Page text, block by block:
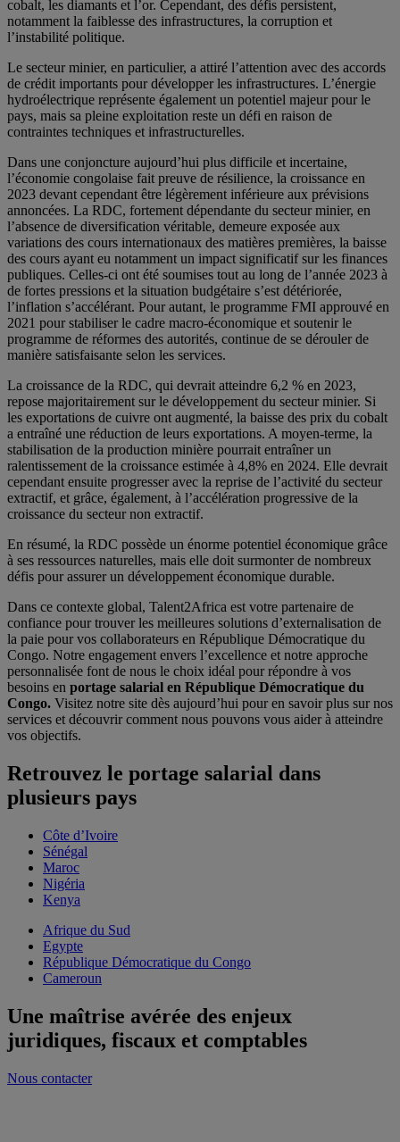
cobalt, les diamants et l’or. Cependant, des défis persistent,
notamment la faiblesse des infrastructures, la corruption et
l’instabilité politique.
Le secteur minier, en particulier, a attiré l’attention avec des accords
de crédit importants pour développer les infrastructures. L’énergie
hydroélectrique représente également un potentiel majeur pour le
pays, mais sa pleine exploitation reste un défi en raison de
contraintes techniques et infrastructurelles.
Dans une conjoncture aujourd’hui plus difficile et incertaine,
l’économie congolaise fait preuve de résilience, la croissance en
2023 devant cependant être légèrement inférieure aux prévisions
annoncées. La RDC, fortement dépendante du secteur minier, en
l’absence de diversification véritable, demeure exposée aux
variations des cours internationaux des matières premières, la baisse
des cours ayant eu notamment un impact significatif sur les finances
publiques. Celles-ci ont été soumises tout au long de l’année 2023 à
de fortes pressions et la situation budgétaire s’est détériorée,
l’inflation s’accélérant. Pour autant, le programme FMI approuvé en
2021 pour stabiliser le cadre macro-économique et soutenir le
programme de réformes des autorités, continue de se dérouler de
manière satisfaisante selon les services.
La croissance de la RDC, qui devrait atteindre 6,2 % en 2023,
repose majoritairement sur le développement du secteur minier. Si
les exportations de cuivre ont augmenté, la baisse des prix du cobalt
a entraîné une réduction de leurs exportations. A moyen-terme, la
stabilisation de la production minière pourrait entraîner un
ralentissement de la croissance estimée à 4,8% en 2024. Elle devrait
cependant ensuite progresser avec la reprise de l’activité du secteur
extractif, et grâce, également, à l’accélération progressive de la
croissance du secteur non extractif.
En résumé, la RDC possède un énorme potentiel économique grâce
à ses ressources naturelles, mais elle doit surmonter de nombreux
défis pour assurer un développement économique durable.
Dans ce contexte global, Talent2Africa est votre partenaire de
confiance pour trouver les meilleures solutions d’externalisation de
la paie pour vos collaborateurs en République Démocratique du
Congo. Notre engagement envers l’excellence et notre approche
personnalisée font de nous le choix idéal pour répondre à vos
besoins en portage salarial en République Démocratique du
Congo. Visitez notre site dès aujourd’hui pour en savoir plus sur nos
services et découvrir comment nous pouvons vous aider à atteindre
vos objectifs.
Retrouvez le portage salarial dans
plusieurs pays
Côte d’Ivoire
Sénégal
Maroc
Nigéria
Kenya
Afrique du Sud
Egypte
République Démocratique du Congo
Cameroun
Une maîtrise avérée des enjeux
juridiques, fiscaux et comptables
Nous contacter